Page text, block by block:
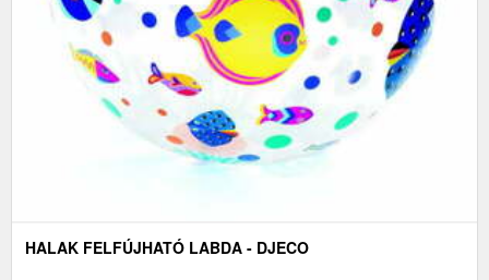
HALAK FELFÚJHATÓ LABDA - DJECO